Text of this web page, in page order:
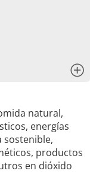
natural,
energías
sostenible,
productos
en dióxido